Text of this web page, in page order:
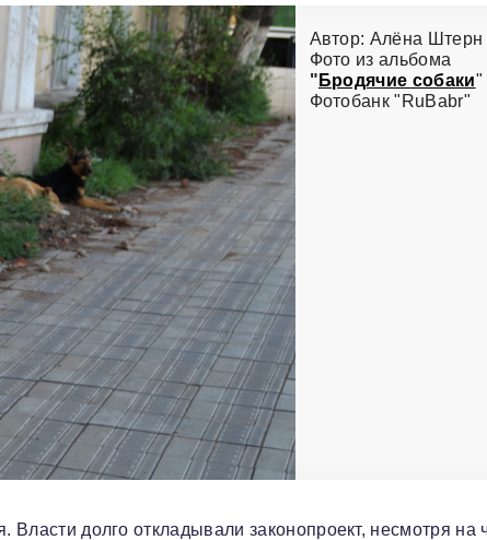
Автор: Алёна Штерн
Фото из альбома
" Бродячие собаки"
Фотобанк "RuBabr"
долго откладывали законопроект, несмотря на